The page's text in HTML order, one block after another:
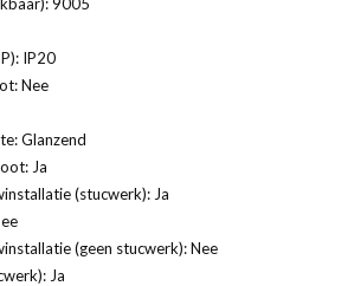
IP20
Nee
Glanzend
Ja
(stucwerk): Ja
(geen stucwerk): Nee
Ja